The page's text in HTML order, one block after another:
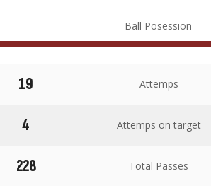
Ball Posession
19 Attemps
4
Attemps on target
228
Total Passes